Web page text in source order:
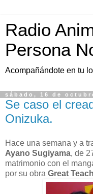
Radio
Persona
Acompañándote en tu
sábado, 16 de
Se caso el
Onizuka.
Hace una semana y a
Ayano Sugiyama, de
matrimonio con el
por su obra Great